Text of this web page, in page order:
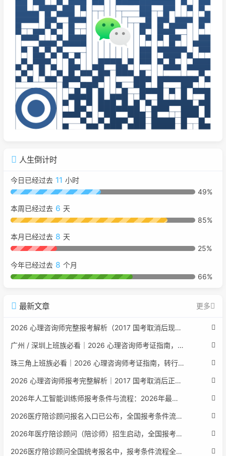
人生倒计时
今日已经过去 11 小时
49%
本周已经过去 6 天
85%
本月已经过去 8 天
25%
今年已经过去 8 个月
66%
最新文章 更多
2026 心理咨询师完整报考解析（2017 国考取消后现行权威体系 + 避坑全指南）
广州 / 深圳上班族必看｜2026 心理咨询师考证指南，转行副业、情绪疏导双收益
珠三角上班族必看｜2026 心理咨询师考证指南，转行副业、情绪疏导双收益
2026 心理咨询师报考完整解析｜2017 国考取消后正规报考标准、流程避坑指南
2026年人工智能训练师报考条件与流程：2026年最新官方要求全面解读
2026医疗陪诊顾问报名入口已公布，全国报考条件流程政策全解析
2026年医疗陪诊顾问（陪诊师）招生启动，全国报考指南附报名官网
2026医疗陪诊顾问全国统考报名中，报考条件流程全攻略附报名入口